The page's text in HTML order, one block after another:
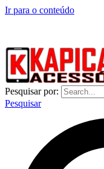
Ir para o conteúdo
Pesquisar por:
Pesquisar